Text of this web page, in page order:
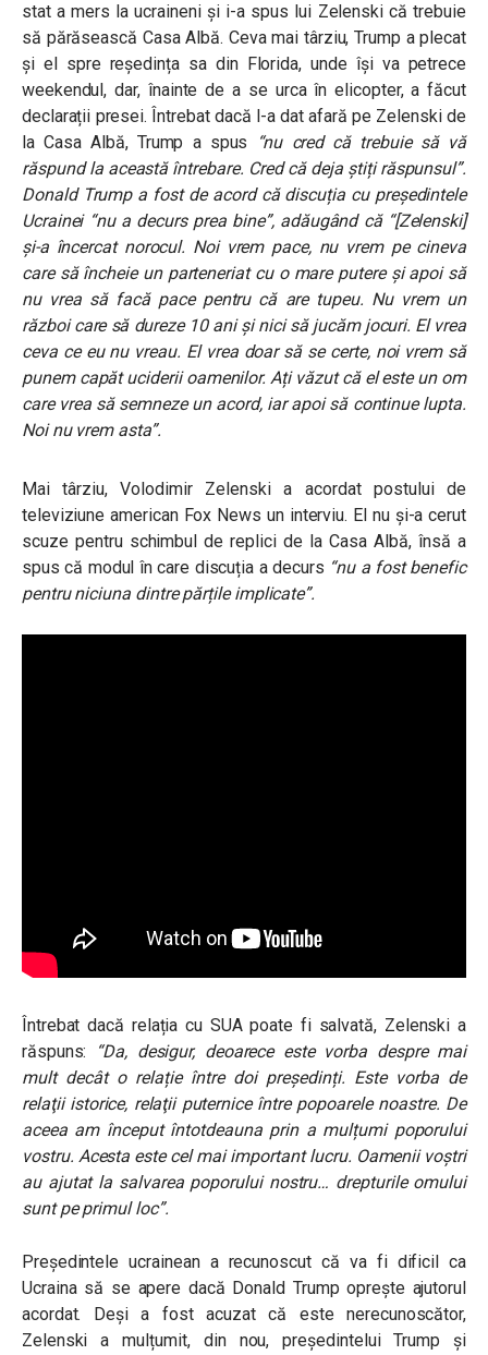
stat a mers la ucraineni și i-a spus lui Zelenski că trebuie
să părăsească Casa Albă. Ceva mai târziu, Trump a plecat
și el spre reședința sa din Florida, unde își va petrece
weekendul, dar, înainte de a se urca în elicopter, a făcut
declarații presei. Întrebat dacă l-a dat afară pe Zelenski de
la Casa Albă, Trump a spus
“nu cred că trebuie să vă
răspund la această întrebare. Cred că deja știți răspunsul”.
Donald Trump a fost de acord că discuția cu președintele
Ucrainei “nu a decurs prea bine”, adăugând că “[Zelenski]
și-a încercat norocul. Noi vrem pace, nu vrem pe cineva
care să încheie un parteneriat cu o mare putere și apoi să
nu vrea să facă pace pentru că are tupeu. Nu vrem un
război care să dureze 10 ani și nici să jucăm jocuri. El vrea
ceva ce eu nu vreau. El vrea doar să se certe, noi vrem să
punem capăt uciderii oamenilor. Ați văzut că el este un om
care vrea să semneze un acord, iar apoi să continue lupta.
Noi nu vrem asta”.
Mai târziu, Volodimir Zelenski a acordat postului de
televiziune american Fox News un interviu. El nu și-a cerut
scuze pentru schimbul de replici de la Casa Albă, însă a
spus că modul în care discuția a decurs “nu a fost benefic
pentru niciuna dintre părțile implicate”.
Întrebat dacă relația cu SUA poate fi salvată, Zelenski a
răspuns:
“Da, desigur, deoarece este vorba despre mai
mult decât o relație între doi președinți. Este vorba de
relaţii istorice, relaţii puternice între popoarele noastre. De
aceea am început întotdeauna prin a mulțumi poporului
vostru. Acesta este cel mai important lucru. Oamenii voștri
au ajutat la salvarea poporului nostru… drepturile omului
sunt pe primul loc”.
Președintele ucrainean a recunoscut că va fi dificil ca
Ucraina să se apere dacă Donald Trump oprește ajutorul
acordat. Deși a fost acuzat că este nerecunoscător,
Zelenski a mulțumit, din nou, președintelui Trump și